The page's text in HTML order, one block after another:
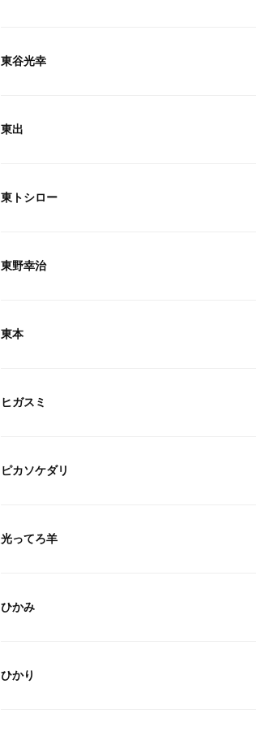
東谷光幸
東出
東トシロー
東野幸治
東本
ヒガスミ
ピカソケダリ
光ってろ羊
ひかみ
ひかり